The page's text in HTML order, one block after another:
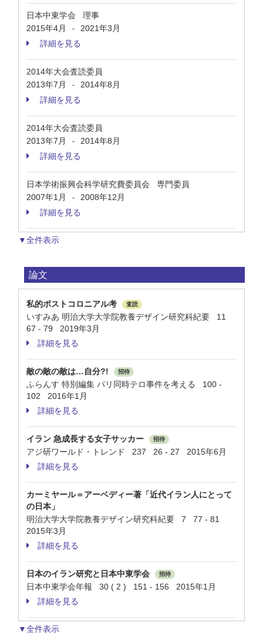
日本中東学会 理事
2015年4月
-
2021年3月
詳細を見る
2014年大会査読委員
2013年7月
-
2014年8月
詳細を見る
2014年大会査読委員
2013年7月
-
2014年8月
詳細を見る
日本学術振興会科学研究費委員会 専門委員
2007年1月
-
2008年12月
詳細を見る
▼全件表示
論文
私的ポストコロニアル考 査読
いすみあ 明治大学大学院教養デザイン研究科紀要 11
67 - 79 2019年3月
詳細を見る
敵の敵の敵は…自分?! 招待
ふらんす 特別編集 パリ同時テロ事件を考える 100 -
102 2016年1月
詳細を見る
イラン 急成長する女子サッカー 招待
アジ研ワールド・トレンド 237 26 - 27 2015年6月
詳細を見る
カーミヤール＝アーベディー著「近代イラン人にとって
の日本」
明治大学大学院教養デザイン研究科紀要 7 77 - 81
2015年3月
詳細を見る
日本のイラン研究と日本中東学会 招待
日本中東学会年報 30 ( 2 ) 151 - 156 2015年1月
詳細を見る
▼全件表示